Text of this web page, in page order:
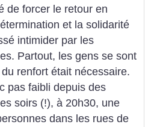
de forcer le retour en
et la solidarité
intimider par les
Partout, les gens se sont
renfort était nécessaire.
pas faibli depuis des
soirs (!), à 20h30, une
dans les rues de